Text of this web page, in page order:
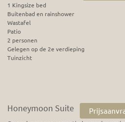
1 Kingsize bed
Buitenbad en rainshower
Wastafel
Patio
2 personen
Gelegen op de 2e verdieping
Tuinzicht
Honeymoon Suite